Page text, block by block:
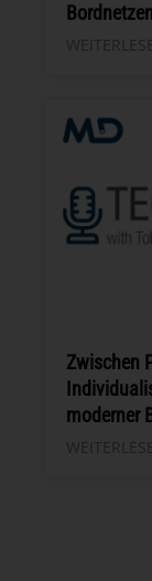
Bordnetzen
Zwischen
moderner